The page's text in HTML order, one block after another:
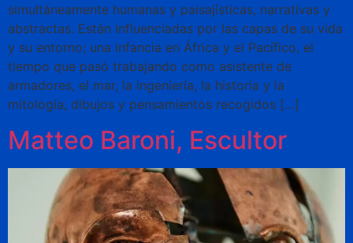
simultáneamente humanas y paisajísticas, narrativas y
abstractas. Están influenciadas por las capas de su vida
y su entorno; una infancia en África y el Pacífico, el
tiempo que pasó trabajando como asistente de
armadores, el mar, la ingeniería, la historia y la
mitología, dibujos y pensamientos recogidos […]
Matteo Baroni, Escultor